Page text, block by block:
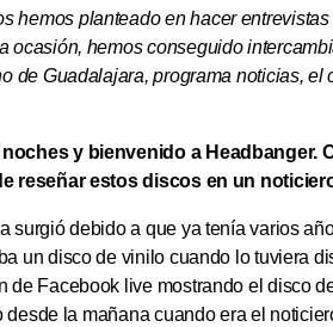
hemos planteado en hacer
ocasión, hemos conseguido
de Guadalajara, programa noticias,
y bienvenido a Headbanger.
reseñar estos discos en un
surgió debido a que ya tenía varios
un disco de vinilo cuando lo tuviera
de Facebook live mostrando el disco
desde la mañana cuando era el